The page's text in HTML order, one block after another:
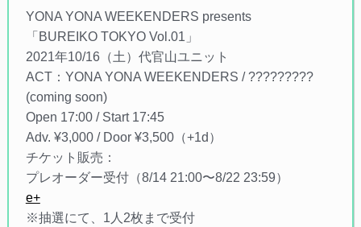
YONA YONA WEEKENDERS presents
「BUREIKO TOKYO Vol.01」
2021年10/16（土）代官山ユニット
ACT：YONA YONA WEEKENDERS / ?????????
(coming soon)
Open 17:00 / Start 17:45
Adv. ¥3,000 / Door ¥3,500（+1d）
チケット販売：
プレオーダー受付（8/14 21:00〜8/22 23:59）
e+
※抽選にて、1人2枚まで受付